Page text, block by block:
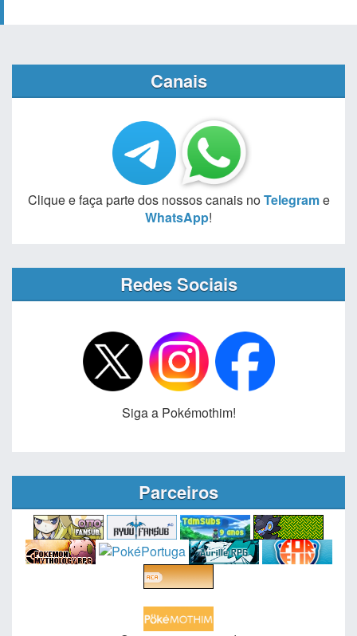
Canais
Clique e faça parte dos nossos canais noTelegrame
WhatsApp!
Redes Sociais
Siga a Pokémothim!
Parceiros